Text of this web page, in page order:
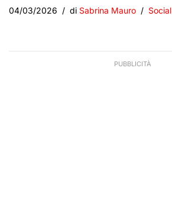
04/03/2026 di Sabrina Mauro Social